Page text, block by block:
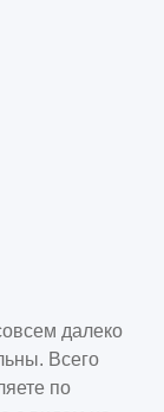
далеко
Всего
по